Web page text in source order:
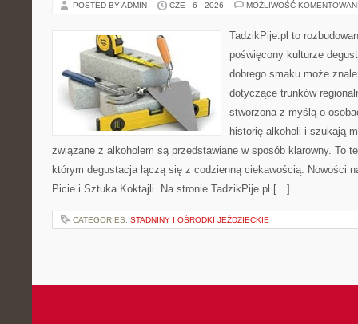
POSTED BY ADMIN CZE - 6 - 2026 MOŻLIWOŚĆ
TadzikPije.pl to
poświęcony kulturze
dobrego smaku może
dotyczące trunków
stworzona z myślą o
historię alkoholi i szukają
związane z alkoholem są przedstawiane w sposób klarowny. To
którym degustacja łączą się z codzienną ciekawością. Nowości
Picie i Sztuka Koktajli. Na stronie TadzikPije.pl […]
CATEGORIES: STADNINY I OŚRODKI JEŹDZIECKIE